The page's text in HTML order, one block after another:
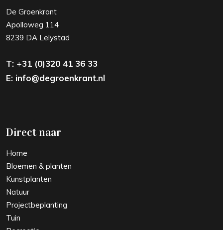
De Groenkrant
Apolloweg 114
8239 DA Lelystad
T: +31 (0)320 41 36 33
E: info@degroenkrant.nl
Direct naar
Home
Bloemen & planten
Kunstplanten
Natuur
Projectbeplanting
Tuin